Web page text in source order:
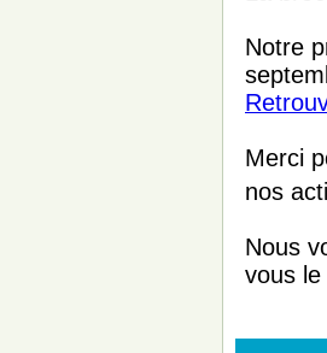
Notre
Merci
nos
Nous
vous le